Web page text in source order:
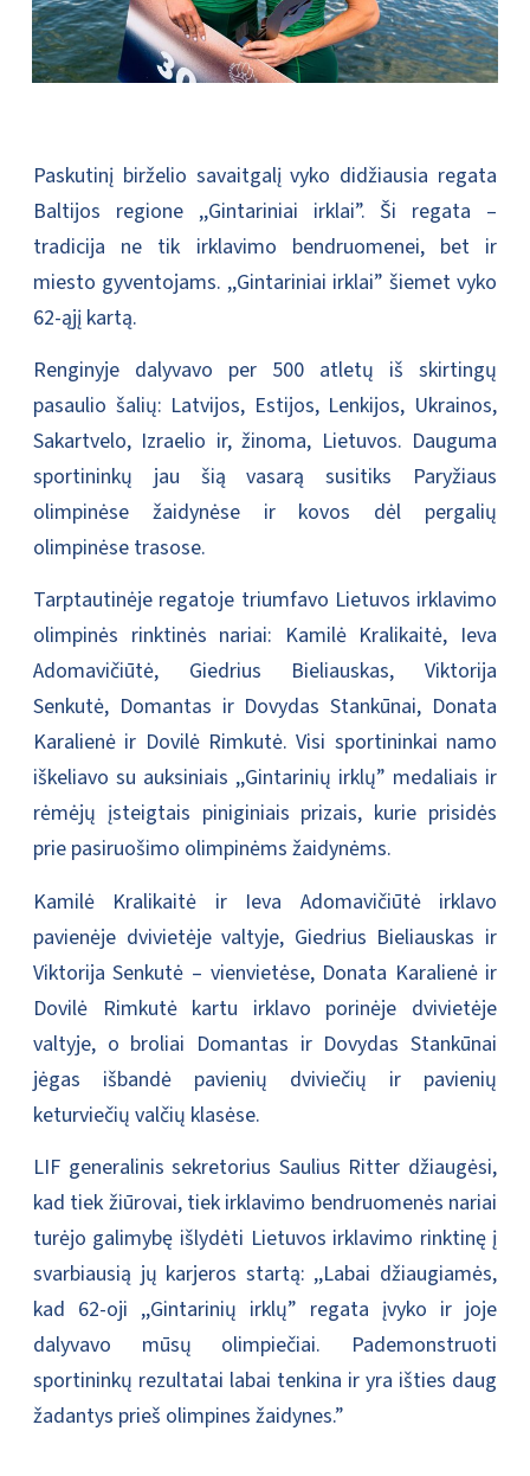
Paskutinį birželio savaitgalį vyko didžiausia regata
Baltijos regione ,,Gintariniai irklai”. Ši regata –
tradicija ne tik irklavimo bendruomenei, bet ir
miesto gyventojams. ,,Gintariniai irklai” šiemet vyko
62-ąjį kartą.
Renginyje dalyvavo per 500 atletų iš skirtingų
pasaulio šalių: Latvijos, Estijos, Lenkijos, Ukrainos,
Sakartvelo, Izraelio ir, žinoma, Lietuvos. Dauguma
sportininkų jau šią vasarą susitiks Paryžiaus
olimpinėse žaidynėse ir kovos dėl pergalių
olimpinėse trasose.
Tarptautinėje regatoje triumfavo Lietuvos irklavimo
olimpinės rinktinės nariai: Kamilė Kralikaitė, Ieva
Adomavičiūtė, Giedrius Bieliauskas, Viktorija
Senkutė, Domantas ir Dovydas Stankūnai, Donata
Karalienė ir Dovilė Rimkutė. Visi sportininkai namo
iškeliavo su auksiniais ,,Gintarinių irklų” medaliais ir
rėmėjų įsteigtais piniginiais prizais, kurie prisidės
prie pasiruošimo olimpinėms žaidynėms.
Kamilė Kralikaitė ir Ieva Adomavičiūtė irklavo
pavienėje dvivietėje valtyje, Giedrius Bieliauskas ir
Viktorija Senkutė – vienvietėse, Donata Karalienė ir
Dovilė Rimkutė kartu irklavo porinėje dvivietėje
valtyje, o broliai Domantas ir Dovydas Stankūnai
jėgas išbandė pavienių dviviečių ir pavienių
keturviečių valčių klasėse.
LIF generalinis sekretorius Saulius Ritter džiaugėsi,
kad tiek žiūrovai, tiek irklavimo bendruomenės nariai
turėjo galimybę išlydėti Lietuvos irklavimo rinktinę į
svarbiausią jų karjeros startą: ,,Labai džiaugiamės,
kad 62-oji ,,Gintarinių irklų” regata įvyko ir joje
dalyvavo mūsų olimpiečiai. Pademonstruoti
sportininkų rezultatai labai tenkina ir yra išties daug
žadantys prieš olimpines žaidynes.”